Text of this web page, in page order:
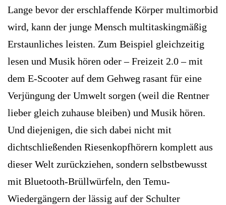
Lange bevor der erschlaffende Körper multimorbid
wird, kann der junge Mensch multitaskingmäßig
Erstaunliches leisten. Zum Beispiel gleichzeitig
lesen und Musik hören oder – Freizeit 2.0 – mit
dem E-Scooter auf dem Gehweg rasant für eine
Verjüngung der Umwelt sorgen (weil die Rentner
lieber gleich zuhause bleiben) und Musik hören.
Und diejenigen, die sich dabei nicht mit
dichtschließenden Riesenkopfhörern komplett aus
dieser Welt zurückziehen, sondern selbstbewusst
mit Bluetooth-Brüllwürfeln, den Temu-
Wiedergängern der lässig auf der Schulter